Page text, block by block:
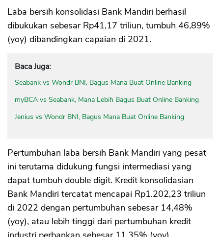
Laba bersih konsolidasi Bank Mandiri berhasil
dibukukan sebesar Rp41,17 triliun, tumbuh 46,89%
(yoy) dibandingkan capaian di 2021.
Baca Juga:
Seabank vs Wondr BNI, Bagus Mana Buat Online Banking
myBCA vs Seabank, Mana Lebih Bagus Buat Online Banking
Jenius vs Wondr BNI, Bagus Mana Buat Online Banking
Pertumbuhan laba bersih Bank Mandiri yang pesat
ini terutama didukung fungsi intermediasi yang
dapat tumbuh double digit. Kredit konsolidasian
Bank Mandiri tercatat mencapai Rp1.202,23 triliun
di 2022 dengan pertumbuhan sebesar 14,48%
(yoy), atau lebih tinggi dari pertumbuhan kredit